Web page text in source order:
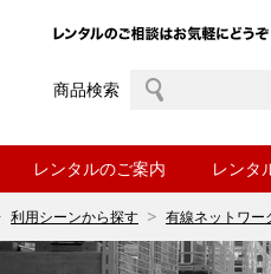
商品検索
レンタルのご案内 レンタ
利用シーンから探す 有線ネットワー